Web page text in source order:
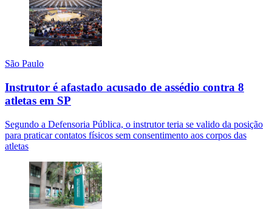
São Paulo
Instrutor é afastado acusado de assédio contra 8
atletas em SP
Segundo a Defensoria Pública, o instrutor teria se valido da posição
para praticar contatos físicos sem consentimento aos corpos das
atletas